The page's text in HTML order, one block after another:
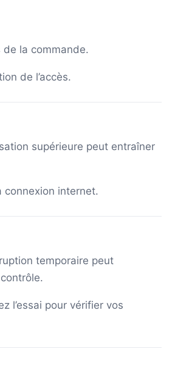
la commande.
de l’accès.
supérieure peut entraîner
connexion internet.
temporaire peut
l’essai pour vérifier vos